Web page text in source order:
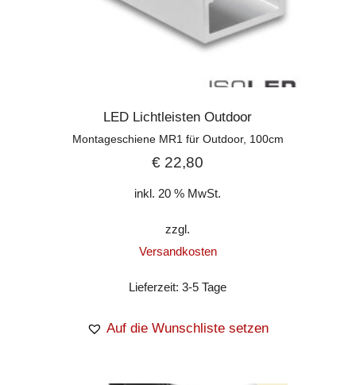
LED Lichtleisten Outdoor
Montageschiene MR1 für Outdoor, 100cm
€ 22,80
inkl. 20 % MwSt.
zzgl.
Versandkosten
Lieferzeit:3-5 Tage
Auf die Wunschliste setzen